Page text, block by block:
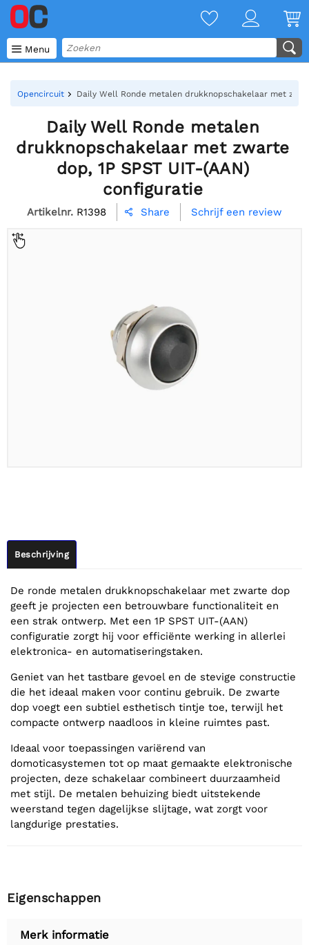
 Menu
Opencircuit Daily Well Ronde metalen drukknopschakelaar met
Daily Well Ronde metalen
drukknopschakelaar met zwarte
dop, 1P SPST UIT-(AAN)
configuratie
Artikelnr. R1398  Share Schrijf een review
Beschrijving
De ronde metalen drukknopschakelaar met zwarte dop
geeft je projecten een betrouwbare functionaliteit en
een strak ontwerp. Met een 1P SPST UIT-(AAN)
configuratie zorgt hij voor efficiënte werking in allerlei
elektronica- en automatiseringstaken.
Geniet van het tastbare gevoel en de stevige constructie
die het ideaal maken voor continu gebruik. De zwarte
dop voegt een subtiel esthetisch tintje toe, terwijl het
compacte ontwerp naadloos in kleine ruimtes past.
Ideaal voor toepassingen variërend van
domoticasystemen tot op maat gemaakte elektronische
projecten, deze schakelaar combineert duurzaamheid
met stijl. De metalen behuizing biedt uitstekende
weerstand tegen dagelijkse slijtage, wat zorgt voor
langdurige prestaties.
Eigenschappen
Merk informatie